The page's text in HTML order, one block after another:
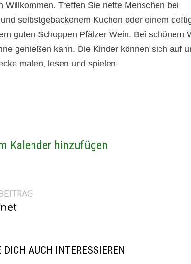
Willkommen. Treffen Sie nette Menschen bei
selbstgebackenem Kuchen oder einem
guten Schoppen Pfälzer Wein. Bei schönem
genießen kann. Die Kinder können sich auf
malen, lesen und spielen.
Kalender hinzufügen
DICH AUCH INTERESSIEREN